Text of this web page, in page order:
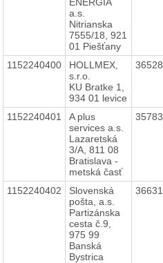
a.s.
Nitrianska
7555/18, 921
01 Piešťany
1152240400
HOLLMEX,
s.r.o.
KU Bratke 1,
934 01 levice
1152240401
A plus
services a.s.
Lazaretská
3/A, 811 08
Bratislava -
metská časť
1152240402
Slovenská
pošta, a.s.
Partizánska
cesta č.9,
975 99
Banská
Bystrica